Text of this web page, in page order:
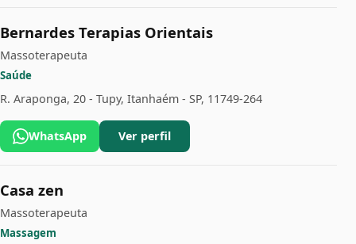
Bernardes Terapias Orientais
Massoterapeuta
Saúde
R. Araponga, 20 - Tupy, Itanhaém - SP, 11749-264
WhatsApp Ver perfil
Casa zen
Massoterapeuta
Massagem